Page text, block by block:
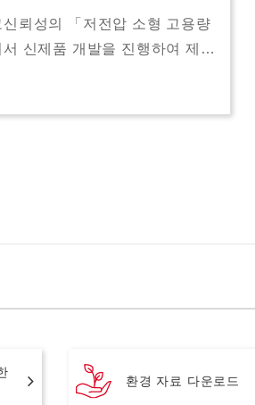
뢰성의 「저전압 소형 고용량
서 신제품 개발을 진행하여 제…
환경 자료 다운로드